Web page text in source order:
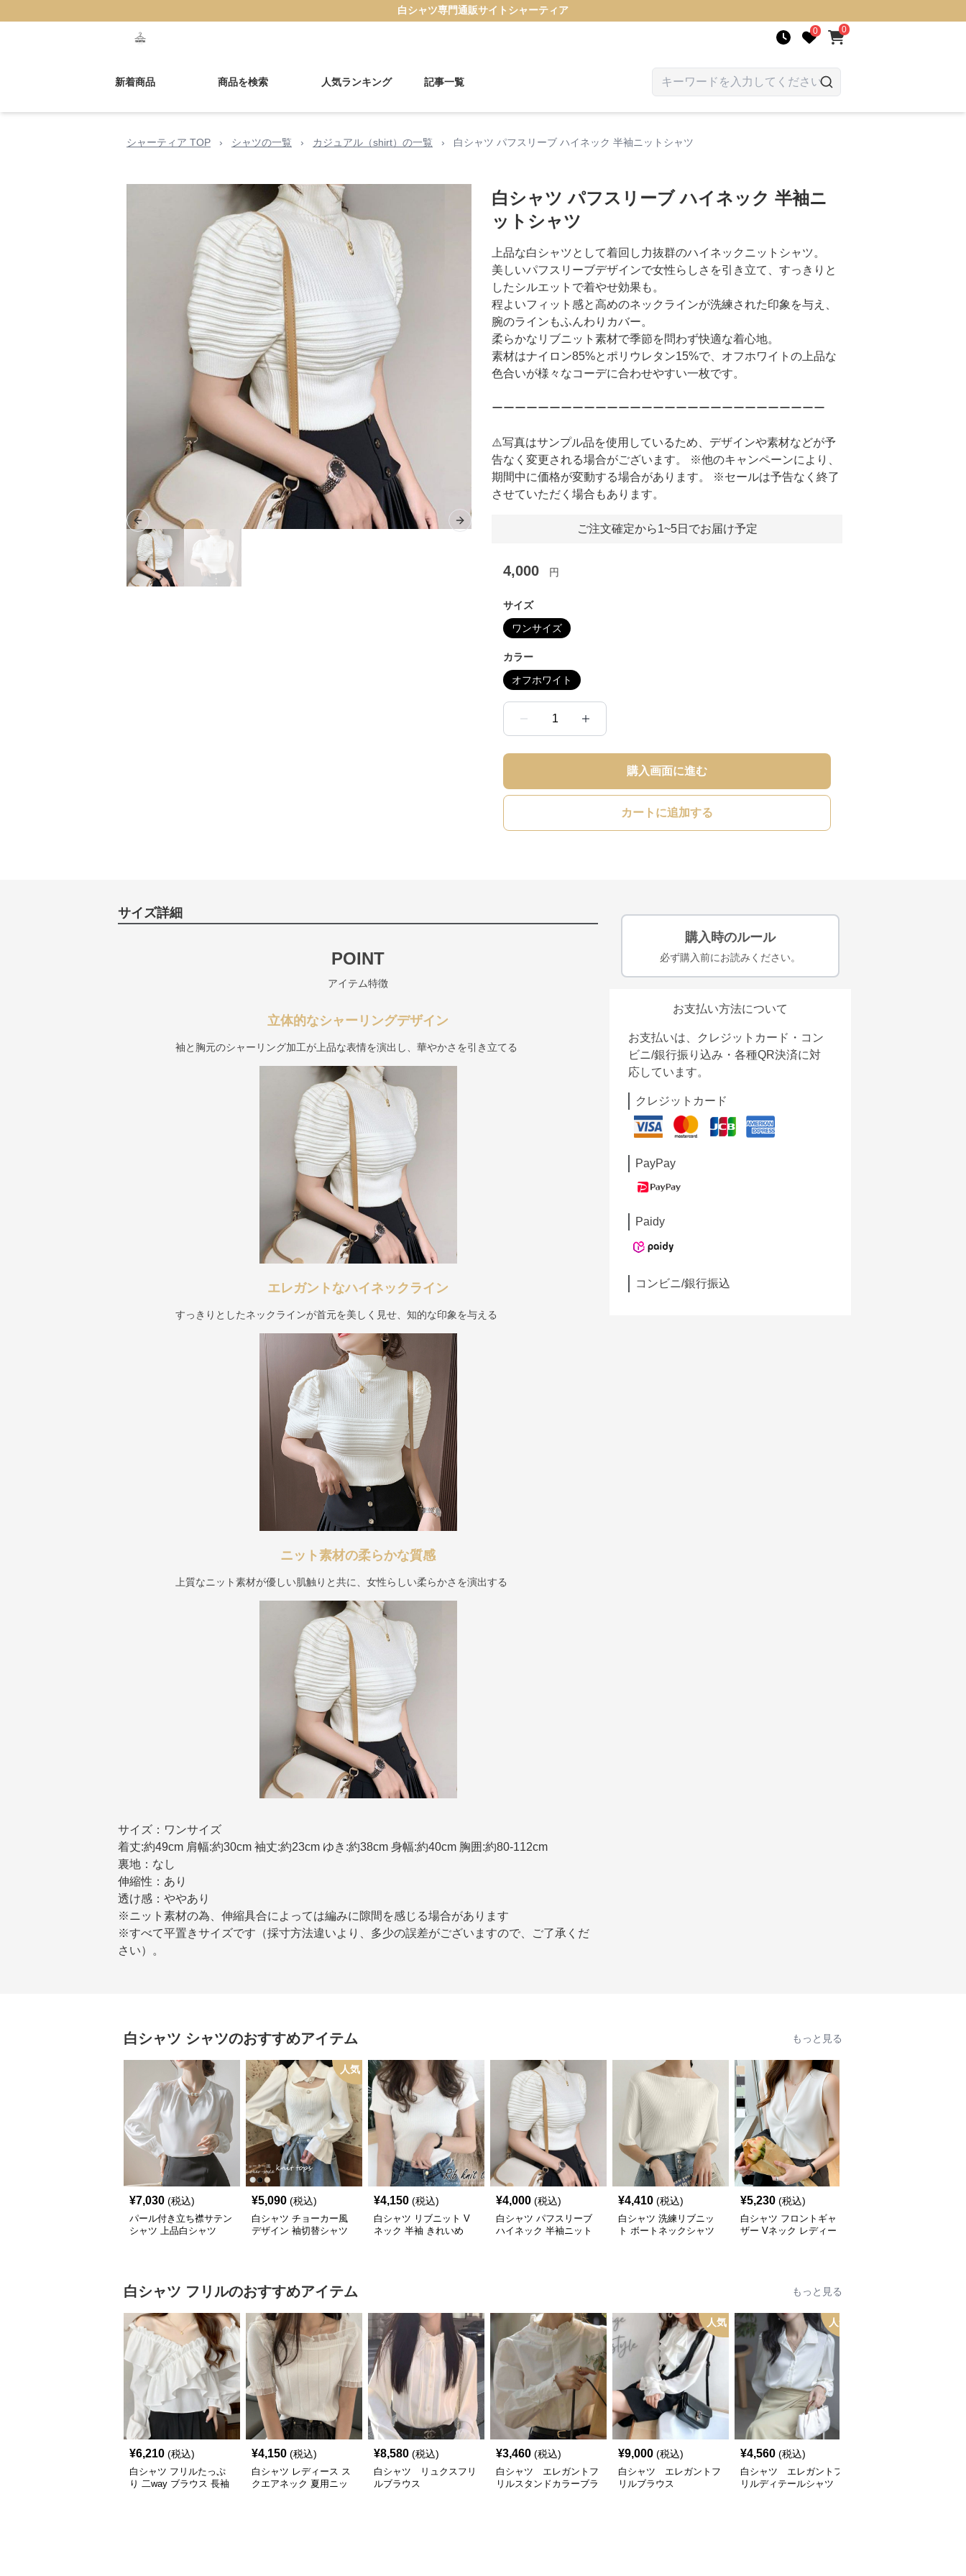
白シャツ専門通販サイト シャーティア
0 0
新着商品 商品を検索 人気ランキング 記事一覧
シャーティア TOP › シャツの一覧 › カジュアル（shirt）の一覧 › 白シャツ パフスリーブ ハイネック 半袖ニットシャツ
Previous slide Next slide
白シャツ パフスリーブ ハイネック 半袖ニ
ットシャツ
上品な白シャツとして着回し力抜群のハイネックニットシャツ。
美しいパフスリーブデザインで女性らしさを引き立て、すっきりと
したシルエットで着やせ効果も。
程よいフィット感と高めのネックラインが洗練された印象を与え、
腕のラインもふんわりカバー。
柔らかなリブニット素材で季節を問わず快適な着心地。
素材はナイロン85%とポリウレタン15%で、オフホワイトの上品な
色合いが様々なコーデに合わせやすい一枚です。
ーーーーーーーーーーーーーーーーーーーーーーーーーーーーー
⚠️写真はサンプル品を使用しているため、デザインや素材などが予
告なく変更される場合がございます。 ※他のキャンペーンにより、
期間中に価格が変動する場合があります。 ※セールは予告なく終了
させていただく場合もあります。
ご注文確定から1~5日でお届け予定
4,000 円
サイズ
ワンサイズ
カラー
オフホワイト
1
購入画面に進む
カートに追加する
サイズ詳細
POINT
アイテム特徴
立体的なシャーリングデザイン
袖と胸元のシャーリング加工が上品な表情を演出し、華やかさを引き立てる
エレガントなハイネックライン
すっきりとしたネックラインが首元を美しく見せ、知的な印象を与える
ニット素材の柔らかな質感
上質なニット素材が優しい肌触りと共に、女性らしい柔らかさを演出する
サイズ：ワンサイズ
着丈:約49cm 肩幅:約30cm 袖丈:約23cm ゆき:約38cm 身幅:約40cm 胸囲:約80-112cm
裏地：なし
伸縮性：あり
透け感：ややあり
※ニット素材の為、伸縮具合によっては編みに隙間を感じる場合があります
※すべて平置きサイズです（採寸方法違いより、多少の誤差がございますので、ご了承くだ
さい）。
購入時のルール
必ず購入前にお読みください。
お支払い方法について
お支払いは、クレジットカード・コン
ビニ/銀行振り込み・各種QR決済に対
応しています。
クレジットカード
PayPay
Paidy
コンビニ/銀行振込
白シャツ シャツのおすすめアイテム もっと見る
¥7,030 (税込)
パール付き立ち襟サテン
シャツ 上品白シャツ
人気
¥5,090 (税込)
白シャツ チョーカー風
デザイン 袖切替シャツ
¥4,150 (税込)
白シャツ リブニット V
ネック 半袖 きれいめ
¥4,000 (税込)
白シャツ パフスリーブ
ハイネック 半袖ニット
¥4,410 (税込)
白シャツ 洗練リブニッ
ト ボートネックシャツ
¥5,230 (税込)
白シャツ フロントギャ
ザー Vネック レディー
白シャツ フリルのおすすめアイテム もっと見る
¥6,210 (税込)
白シャツ フリルたっぷ
り 二way ブラウス 長袖
¥4,150 (税込)
白シャツ レディース ス
クエアネック 夏用ニッ
¥8,580 (税込)
白シャツ リュクスフリ
ルブラウス
¥3,460 (税込)
白シャツ エレガントフ
リルスタンドカラーブラ
人気
¥9,000 (税込)
白シャツ エレガントフ
リルブラウス
人気
¥4,560 (税込)
白シャツ エレガントフ
リルディテールシャツ